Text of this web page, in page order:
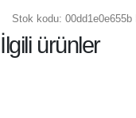
Stok kodu: 00dd1e0e655b
İlgili ürünler